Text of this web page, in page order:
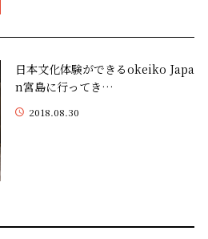
日本文化体験ができるokeiko Japa
n宮島に行ってき…
2018.08.30